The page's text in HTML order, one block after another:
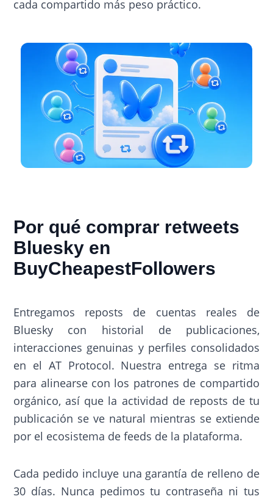
cada compartido más peso práctico.
Por qué comprar retweets
Bluesky en
BuyCheapestFollowers
Entregamos reposts de cuentas reales de
Bluesky con historial de publicaciones,
interacciones genuinas y perfiles consolidados
en el AT Protocol. Nuestra entrega se ritma
para alinearse con los patrones de compartido
orgánico, así que la actividad de reposts de tu
publicación se ve natural mientras se extiende
por el ecosistema de feeds de la plataforma.
Cada pedido incluye una garantía de relleno de
30 días. Nunca pedimos tu contraseña ni tus